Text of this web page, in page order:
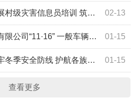
02-13
息员培训 筑牢基层防灾减灾防线
01-15
一般车辆伤害事故调查报告
01-15
全防线 护航各族群众温暖越冬
查看更多